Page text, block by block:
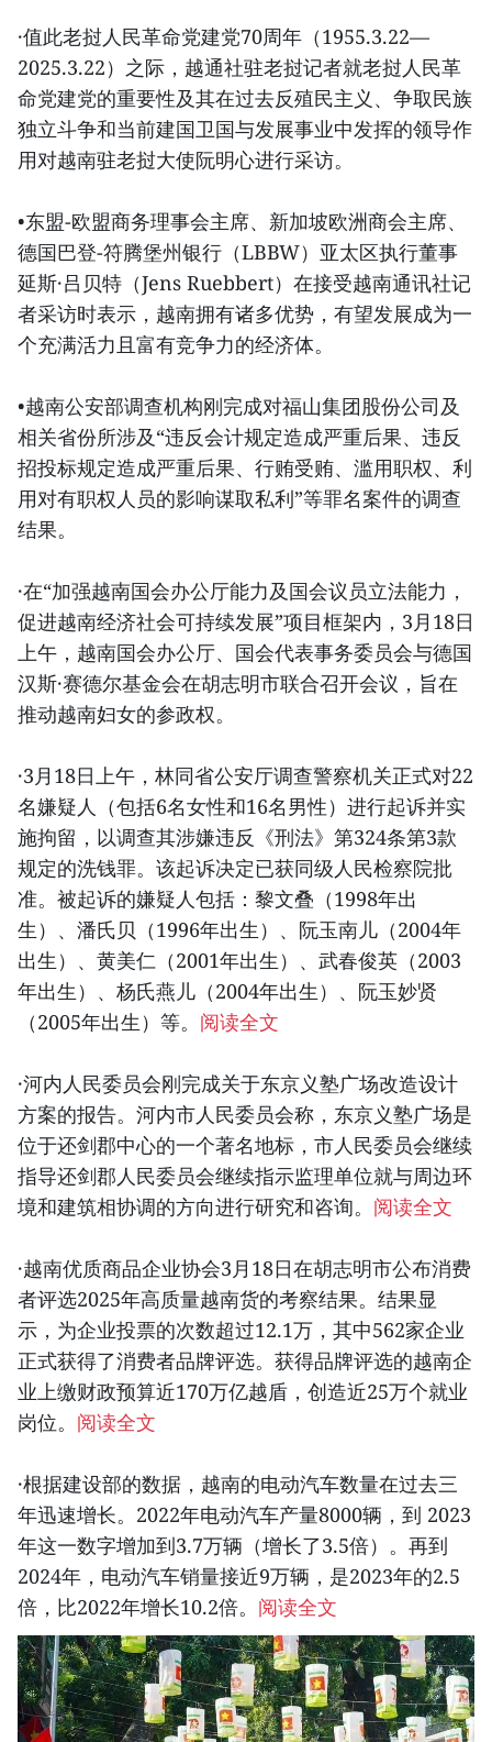
·值此老挝人民革命党建党70周年（1955.3.22—
2025.3.22）之际，越通社驻老挝记者就老挝人民革
命党建党的重要性及其在过去反殖民主义、争取民族
独立斗争和当前建国卫国与发展事业中发挥的领导作
用对越南驻老挝大使阮明心进行采访。
•东盟-欧盟商务理事会主席、新加坡欧洲商会主席、
德国巴登-符腾堡州银行（LBBW）亚太区执行董事
延斯·吕贝特（Jens Ruebbert）在接受越南通讯社记
者采访时表示，越南拥有诸多优势，有望发展成为一
个充满活力且富有竞争力的经济体。
•越南公安部调查机构刚完成对福山集团股份公司及
相关省份所涉及“违反会计规定造成严重后果、违反
招投标规定造成严重后果、行贿受贿、滥用职权、利
用对有职权人员的影响谋取私利”等罪名案件的调查
结果。
·在“加强越南国会办公厅能力及国会议员立法能力，
促进越南经济社会可持续发展”项目框架内，3月18日
上午，越南国会办公厅、国会代表事务委员会与德国
汉斯·赛德尔基金会在胡志明市联合召开会议，旨在
推动越南妇女的参政权。
·3月18日上午，林同省公安厅调查警察机关正式对22
名嫌疑人（包括6名女性和16名男性）进行起诉并实
施拘留，以调查其涉嫌违反《刑法》第324条第3款
规定的洗钱罪。该起诉决定已获同级人民检察院批
准。被起诉的嫌疑人包括：黎文叠（1998年出
生）、潘氏贝（1996年出生）、阮玉南儿（2004年
出生）、黄美仁（2001年出生）、武春俊英（2003
年出生）、杨氏燕儿（2004年出生）、阮玉妙贤
（2005年出生）等。 阅读全文
·河内人民委员会刚完成关于东京义塾广场改造设计
方案的报告。河内市人民委员会称，东京义塾广场是
位于还剑郡中心的一个著名地标，市人民委员会继续
指导还剑郡人民委员会继续指示监理单位就与周边环
境和建筑相协调的方向进行研究和咨询。 阅读全文
·越南优质商品企业协会3月18日在胡志明市公布消费
者评选2025年高质量越南货的考察结果。结果显
示，为企业投票的次数超过12.1万，其中562家企业
正式获得了消费者品牌评选。获得品牌评选的越南企
业上缴财政预算近170万亿越盾，创造近25万个就业
岗位。 阅读全文
·根据建设部的数据，越南的电动汽车数量在过去三
年迅速增长。2022年电动汽车产量8000辆，到 2023
年这一数字增加到3.7万辆（增长了3.5倍）。再到
2024年，电动汽车销量接近9万辆，是2023年的2.5
倍，比2022年增长10.2倍。 阅读全文